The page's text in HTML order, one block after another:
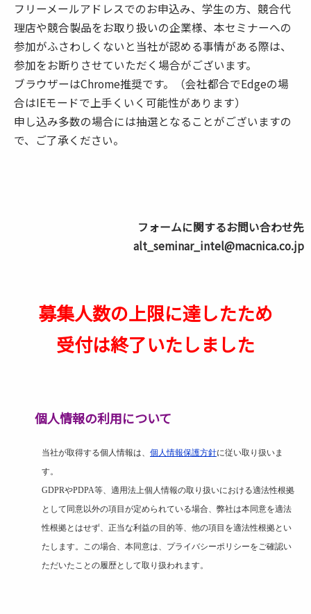
フリーメールアドレスでのお申込み、学生の方、競合代
理店や競合製品をお取り扱いの企業様、本セミナーへの
参加がふさわしくないと当社が認める事情がある際は、
参加をお断りさせていただく場合がございます。
ブラウザーはChrome推奨です。（会社都合でEdgeの場
合はIEモードで上手くいく可能性があります）
申し込み多数の場合には抽選となることがございますの
で、ご了承ください。
フォームに関するお問い合わせ先
alt_seminar_intel@macnica.co.jp
募集人数の上限に達したため
受付は終了いたしました
個人情報の利用について
当社が取得する個人情報は、 個人情報保護方針に従い取り扱いま
す。
GDPRやPDPA等、適用法上個人情報の取り扱いにおける適法性根拠
として同意以外の項目が定められている場合、弊社は本同意を適法
性根拠とはせず、正当な利益の目的等、他の項目を適法性根拠とい
たします。この場合、本同意は、プライバシーポリシーをご確認い
ただいたことの履歴として取り扱われます。